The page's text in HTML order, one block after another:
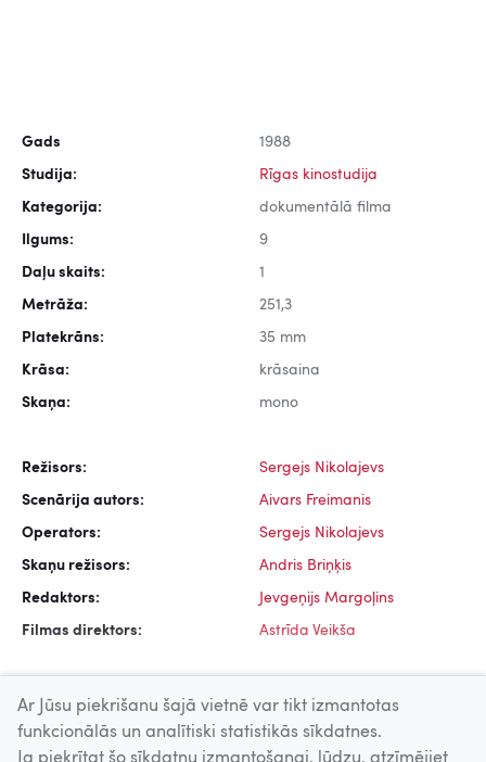
Gads 1988
Studija: Rīgas kinostudija
Kategorija: dokumentālā filma
Ilgums: 9
Daļu skaits: 1
Metrāža: 251,3
Platekrāns: 35 mm
Krāsa: krāsaina
Skaņa: mono
Režisors: Sergejs Nikolajevs
Scenārija autors: Aivars Freimanis
Operators: Sergejs Nikolajevs
Skaņu režisors: Andris Briņķis
Redaktors: Jevgeņijs Margoļins
Filmas direktors: Astrīda Veikša
Ar Jūsu piekrišanu šajā vietnē var tikt izmantotas
funkcionālās un analītiski statistikās sīkdatnes.